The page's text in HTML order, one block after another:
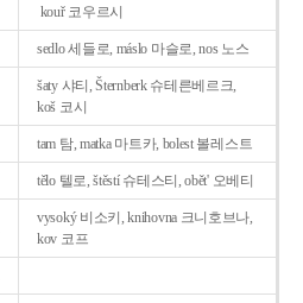
kouř 코우르시
sedlo 세들로, máslo 마슬로, nos 노스
šaty 샤티, Šternberk 슈테른베르크,
koš 코시
tam 탐, matka 마트카, bolest 볼레스트
tělo 텔로, štěstí 슈테스티, obět' 오베티
vysoký 비소키, knihovna 크니호브나,
kov 코프